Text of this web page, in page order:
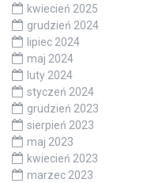
kwiecień 2025
grudzień 2024
lipiec 2024
maj 2024
luty 2024
styczeń 2024
grudzień 2023
sierpień 2023
maj 2023
kwiecień 2023
marzec 2023